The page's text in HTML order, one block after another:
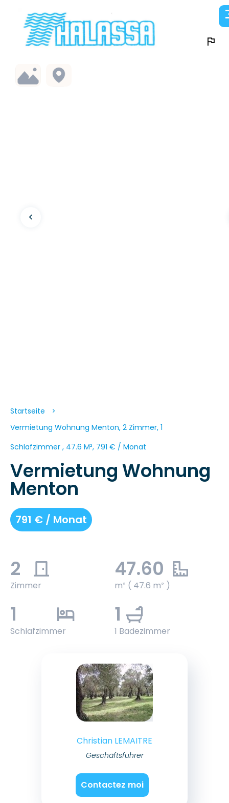
Startseite
Vermietung Wohnung Menton, 2 Zimmer, 1
Schlafzimmer , 47.6 M², 791 € / Monat
Vermietung Wohnung
Menton
791 € / Monat
2
Zimmer
47.60
m² ( 47.6 m² )
1
Schlafzimmer
1
1 Badezimmer
Christian LEMAITRE
Geschäftsführer
Contactez moi